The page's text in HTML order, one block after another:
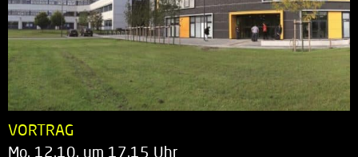
VORTRAG
Mo. 12.10. um 17.15 Uhr